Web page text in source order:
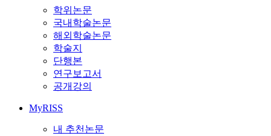
학위논문
국내학술논문
해외학술논문
학술지
단행본
연구보고서
공개강의
MyRISS
내 추천논문